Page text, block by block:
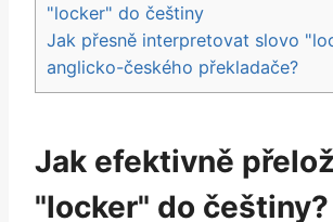
"locker" do češtiny
Jak přesně interpretovat slovo
anglicko-českého překladače?
Jak efektivně
"locker" do češtiny?